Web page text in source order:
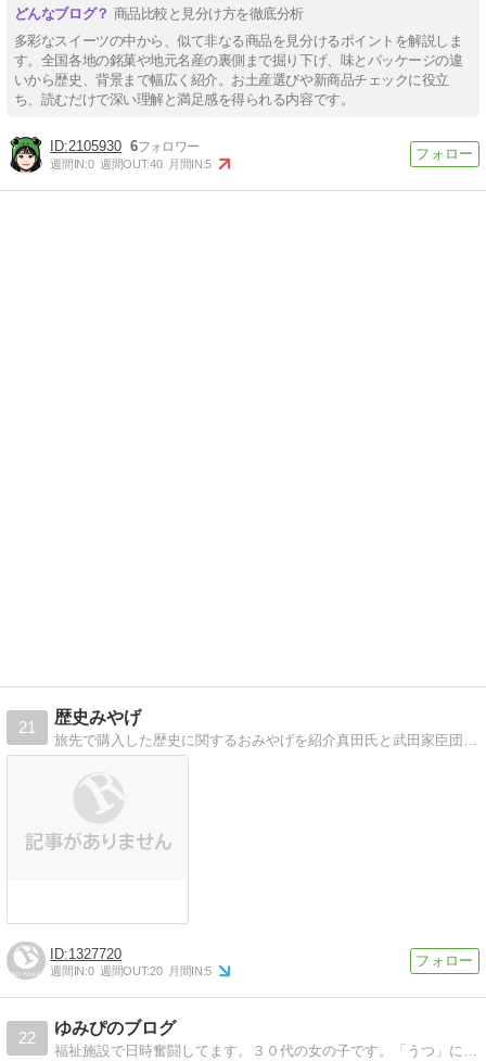
商品比較と見分け方を徹底分析
多彩なスイーツの中から、似て非なる商品を見分けるポイントを解説しま
す。全国各地の銘菓や地元名産の裏側まで掘り下げ、味とパッケージの違
いから歴史、背景まで幅広く紹介。お土産選びや新商品チェックに役立
ち、読むだけで深い理解と満足感を得られる内容です。
2105930 6
週間IN:0 週間OUT:40 月間IN:5
21
歴史みやげ
旅先で購入した歴史に関するおみやげを紹介真田氏と武田家臣団が好きなので、その関連のおみやげがほとんどです
1327720
週間IN:0 週間OUT:20 月間IN:5
22
ゆみぴのブログ
福祉施設で日時奮闘してます。３０代の女の子です。「うつ」になりそうです。